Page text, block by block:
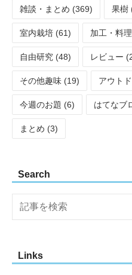
雑談・まとめ (369) 果樹
室内栽培 (61) 加工・料
自由研究 (48) レビュー
その他趣味 (19) アウト
今週のお題 (6) はてなブ
まとめ (3)
Search
Links